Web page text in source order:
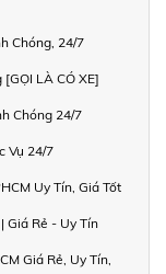
Chóng, 24/7
LÀ CÓ XE]
Chóng 24/7
Vụ 24/7
Uy Tín, Giá Tốt
Giá Rẻ - Uy Tín
Giá Rẻ, Uy Tín,